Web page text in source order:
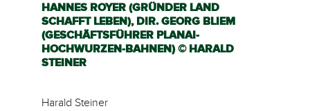
HANNES ROYER (GRÜNDER LAND
SCHAFFT LEBEN), DIR. GEORG BLIEM
(GESCHÄFTSFÜHRER PLANAI-
HOCHWURZEN-BAHNEN) © HARALD
STEINER
Harald Steiner